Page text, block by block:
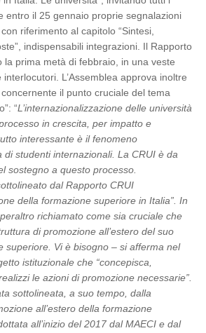
entro il 25 gennaio proprie segnalazioni
riferimento al capitolo “Sintesi,
indispensabili integrazioni. Il Rapporto
la prima metà di febbraio, in una veste
L’Assemblea approva inoltre
il punto cruciale del tema
“L’internazionalizzazione delle università
in crescita, per impatto e
interessante è il fenomeno
di studenti internazionali. La CRUI è da
sostegno a questo processo.
dal Rapporto CRUI
della formazione superiore in Italia”. In
richiamato come sia cruciale che
di promozione all’estero del suo
superiore. Vi è bisogno – si afferma nel
istituzionale che “concepisca,
le azioni di promozione necessarie”.
sottolineata, a suo tempo, dalla
all’estero della formazione
all’inizio del 2017 dal MAECI e dal